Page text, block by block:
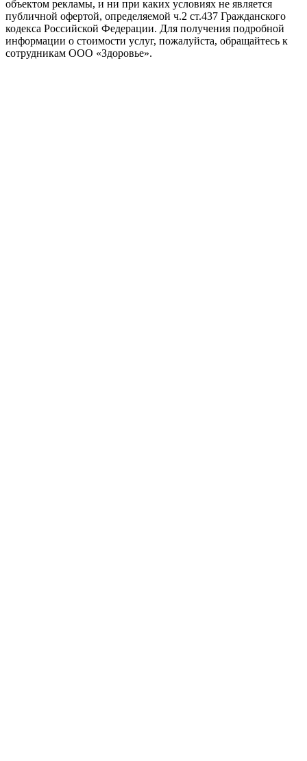
объектом рекламы, и ни при каких условиях не является
публичной офертой, определяемой ч.2 ст.437 Гражданского
кодекса Российской Федерации. Для получения подробной
информации о стоимости услуг, пожалуйста, обращайтесь к
сотрудникам ООО «Здоровье».